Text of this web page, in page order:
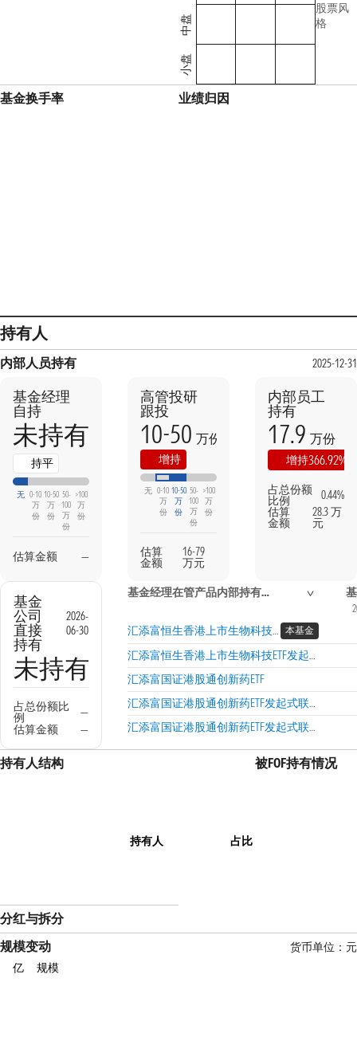
中盘
小盘
股票风
格
基金换手率 业绩归因
持有人
内部人员持有 2025-12-31
基金经理
自持
未持有
持平
无 0-10
万
份
10-50
万
份
50-
100
万
份
>100
万
份
估算金额 —
高管投研
跟投
10-50 万份
增持
上期
无 0-10
万
份
10-50
万
份
50-
100
万
份
>100
万
份
估算
金额
16-79
万元
内部员工
持有
17.9 万份
增持366.92%
占总份额
比例
0.44%
估算
金额
28.3 万
元
基金
公司
直接
持有
2026-
06-30
未持有
占总份额比
例
—
估算金额
—
基金经理在管产品内部持有信息
汇添富恒生香港上市生物科技ETF发起式联接（QDII）C 本基金
汇添富恒生香港上市生物科技ETF发起式联接（QDII）A
汇添富国证港股通创新药ETF
汇添富国证港股通创新药ETF发起式联接A
汇添富国证港股通创新药ETF发起式联接C
持有人结构
持有人 占比
被FOF持有情况
分红与拆分
规模变动
货币单位：元
亿
规模